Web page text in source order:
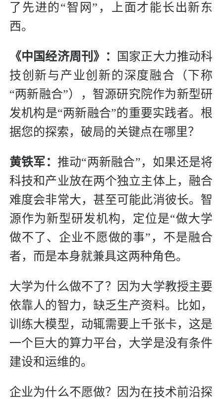
了先进的“智网”，上面才能长出新东
西。
《中国经济周刊》：
国家正大力推动科
技创新与产业创新的深度融合（下称
“两新融合”），智源研究院作为新型研
发机构是“两新融合”的重要实践者。根
据您的探索，破局的关键点在哪里？
黄铁军： 推动“两新融合”，如果还是将
科技和产业放在两个独立主体上，融合
难度会非常大，甚至可能此消彼长。智
源作为新型研发机构，定位是“做大学
做不了、企业不愿做的事”，不是融合
者，而是本身就兼具这两种角色。
大学为什么做不了？因为大学教授主要
依靠人的智力，缺乏生产资料。比如，
训练大模型，动辄需要上千张卡，这是
一个巨大的算力平台，大学是没有条件
建设和运维的。
企业为什么不愿做？因为在技术前沿探